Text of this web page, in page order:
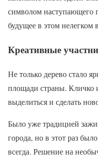
символом наступающего
будущее в этом нелегком
Креативные
Не только дерево стало
площади страны. Кличко
выделиться и сделать
Было уже традицией
города, но в этот раз
всегда. Решение на